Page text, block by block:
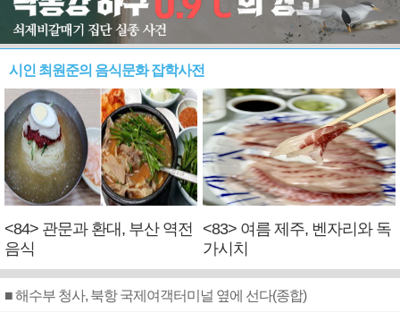
시인 최원준의 음식문화 잡학사전
<84> 관문과 환대, 부산 역전
음식
<83> 여름 제주, 벤자리와 독
가시치
■ 해수부 청사, 북항 국제여객터미널 옆에 선다(종합)